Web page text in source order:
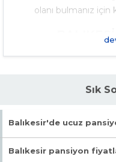
olanı bulmanız için
bütçelere yönelik
Önemli olan
AILELER
Sık
Balıkesir'de ucuz
Balnet.net'in gelişmiş
Balıkesir pansiyon